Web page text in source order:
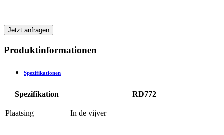
Jetzt anfragen
Produktinformationen
Spezifikationen
Spezifikation RD772
Plaatsing In de vijver